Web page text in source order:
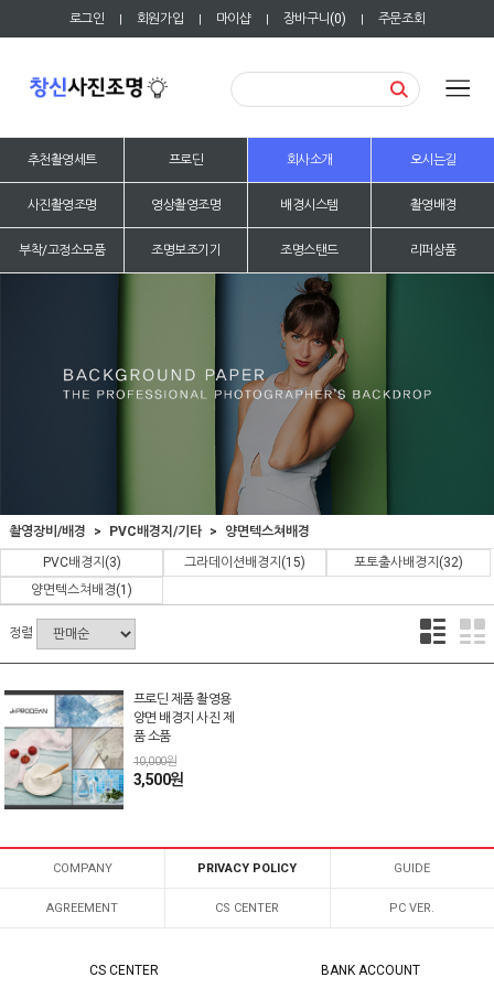
로그인 | 회원가입 | 마이샵 | 장바구니(0) | 주문조회
추천촬영세트 프로딘 회사소개 오시는길
사진촬영조명 영상촬영조명 배경시스템 촬영배경
부착/고정소모품 조명보조기기 조명스탠드 리퍼상품
촬영장비/배경 PVC배경지/기타
양면텍스쳐배경
PVC배경지 (3) 그라데이션배경지 (15) 포토출사배경지 (32)
양면텍스쳐배경(1)
정렬
프로딘 제품 촬영용
양면 배경지 사진 제
품 소품
10,000원
3,500원
COMPANY PRIVACY POLICY GUIDE
AGREEMENT CS CENTER PC VER.
CS CENTER BANK ACCOUNT